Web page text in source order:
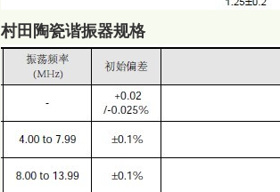
村田陶瓷谐振器规格